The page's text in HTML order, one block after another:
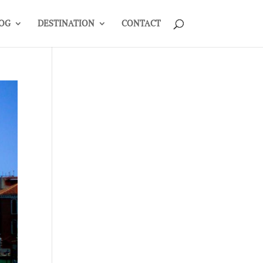
DESTINATION CONTACT